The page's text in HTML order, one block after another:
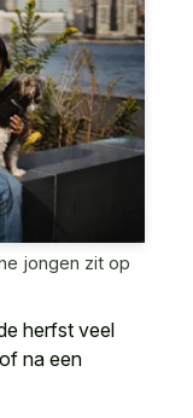
jongen zit op
herfst veel
na een